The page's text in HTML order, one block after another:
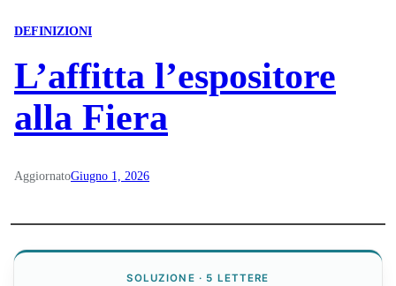
DEFINIZIONI
L’affitta l’espositore
alla Fiera
AggiornatoGiugno 1, 2026
SOLUZIONE · 5 LETTERE